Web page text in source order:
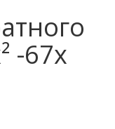
-67x